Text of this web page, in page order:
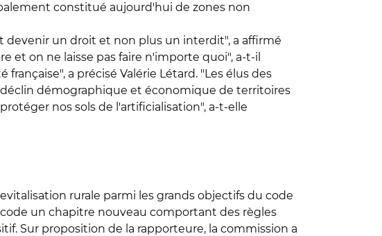
constitué aujourd'hui de zones non
devenir un droit et non plus un interdit", a affirmé
et on ne laisse pas faire n'importe quoi", a-t-il
a précisé Valérie Létard. "Les élus des
déclin démographique et économique de territoires
nos sols de l'artificialisation", a-t-elle
rurale parmi les grands objectifs du code
un chapitre nouveau comportant des règles
Sur proposition de la rapporteure, la commission a